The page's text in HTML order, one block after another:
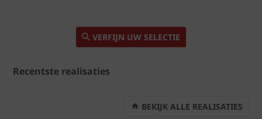
VERFIJN UW SELECTIE
Recentste realisaties
BEKIJK ALLE REALISATIES